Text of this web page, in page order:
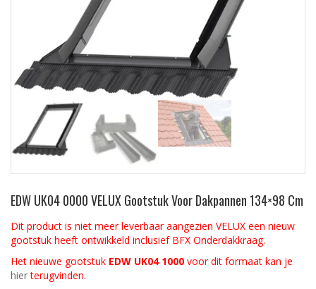
EDW UK04 0000 VELUX Gootstuk Voor Dakpannen 134×98 Cm
Dit product is niet meer leverbaar aangezien VELUX een nieuw
gootstuk heeft ontwikkeld inclusief BFX Onderdakkraag.
Het nieuwe gootstuk EDW UK04 1000 voor dit formaat kan je
hierterugvinden.